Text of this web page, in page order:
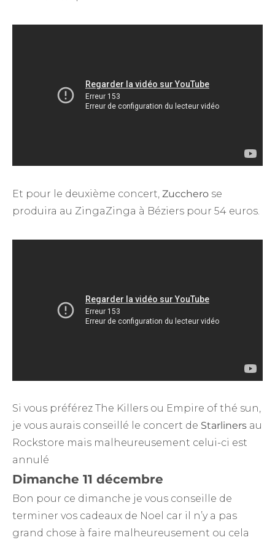
Et pour le deuxième concert, Zucchero se
produira au ZingaZinga à Béziers pour 54 euros.
Si vous préférez The Killers ou Empire of thé sun,
je vous aurais conseillé le concert de Starliners au
Rockstore mais malheureusement celui-ci est
annulé
Dimanche 11 décembre
Bon pour ce dimanche je vous conseille de
terminer vos cadeaux de Noel car il n’y a pas
grand chose à faire malheureusement ou cela